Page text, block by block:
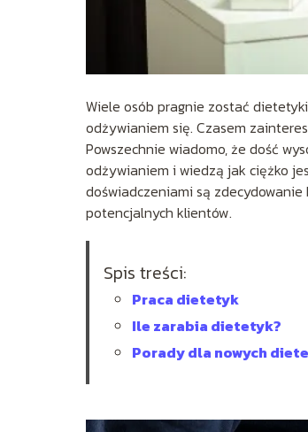
Wiele osób pragnie zostać
odżywianiem się. Czasem
Powszechnie wiadomo, że dość
odżywianiem i wiedzą jak ciężko
doświadczeniami są
potencjalnych klientów.
Spis treści:
Praca dietetyk
Ile zarabia dietetyk?
Porady dla nowych